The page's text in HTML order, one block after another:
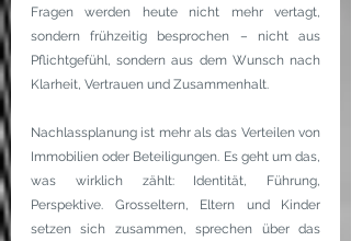
Fragen werden heute nicht mehr vertagt,
sondern frühzeitig besprochen – nicht aus
Pflichtgefühl, sondern aus dem Wunsch nach
Klarheit, Vertrauen und Zusammenhalt.
Nachlassplanung ist mehr als das Verteilen von
Immobilien oder Beteiligungen. Es geht um das,
was wirklich zählt: Identität, Führung,
Perspektive. Grosseltern, Eltern und Kinder
setzen sich zusammen, sprechen über das